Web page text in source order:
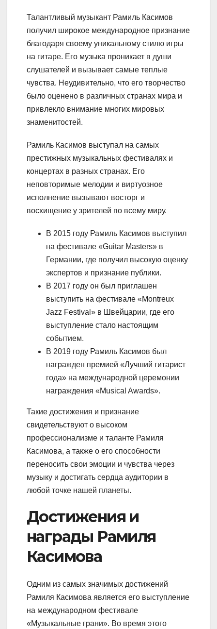
Талантливый музыкант Рамиль Касимов
получил широкое международное признание
благодаря своему уникальному стилю игры
на гитаре. Его музыка проникает в души
слушателей и вызывает самые теплые
чувства. Неудивительно, что его творчество
было оценено в различных странах мира и
привлекло внимание многих мировых
знаменитостей.
Рамиль Касимов выступал на самых
престижных музыкальных фестивалях и
концертах в разных странах. Его
неповторимые мелодии и виртуозное
исполнение вызывают восторг и
восхищение у зрителей по всему миру.
В 2015 году Рамиль Касимов выступил
на фестивале «Guitar Masters» в
Германии, где получил высокую оценку
экспертов и признание публики.
В 2017 году он был приглашен
выступить на фестивале «Montreux
Jazz Festival» в Швейцарии, где его
выступление стало настоящим
событием.
В 2019 году Рамиль Касимов был
награжден премией «Лучший гитарист
года» на международной церемонии
награждения «Musical Awards».
Такие достижения и признание
свидетельствуют о высоком
профессионализме и таланте Рамиля
Касимова, а также о его способности
переносить свои эмоции и чувства через
музыку и достигать сердца аудитории в
любой точке нашей планеты.
Достижения и
награды Рамиля
Касимова
Одним из самых значимых достижений
Рамиля Касимова является его выступление
на международном фестивале
«Музыкальные грани». Во время этого